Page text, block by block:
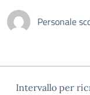
Personale
Intervallo per